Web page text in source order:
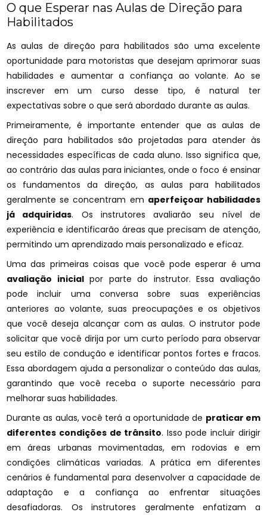
O que Esperar nas Aulas de Direção para
Habilitados
As aulas de direção para habilitados são uma excelente
oportunidade para motoristas que desejam aprimorar suas
habilidades e aumentar a confiança ao volante. Ao se
inscrever em um curso desse tipo, é natural ter
expectativas sobre o que será abordado durante as aulas.
Primeiramente, é importante entender que as aulas de
direção para habilitados são projetadas para atender às
necessidades específicas de cada aluno. Isso significa que,
ao contrário das aulas para iniciantes, onde o foco é ensinar
os fundamentos da direção, as aulas para habilitados
geralmente se concentram em aperfeiçoar habilidades
já adquiridas. Os instrutores avaliarão seu nível de
experiência e identificarão áreas que precisam de atenção,
permitindo um aprendizado mais personalizado e eficaz.
Uma das primeiras coisas que você pode esperar é uma
avaliação inicialpor parte do instrutor. Essa avaliação
pode incluir uma conversa sobre suas experiências
anteriores ao volante, suas preocupações e os objetivos
que você deseja alcançar com as aulas. O instrutor pode
solicitar que você dirija por um curto período para observar
seu estilo de condução e identificar pontos fortes e fracos.
Essa abordagem ajuda a personalizar o conteúdo das aulas,
garantindo que você receba o suporte necessário para
melhorar suas habilidades.
Durante as aulas, você terá a oportunidade de praticar em
diferentes condições de trânsito. Isso pode incluir dirigir
em áreas urbanas movimentadas, em rodovias e em
condições climáticas variadas. A prática em diferentes
cenários é fundamental para desenvolver a capacidade de
adaptação e a confiança ao enfrentar situações
desafiadoras. Os instrutores geralmente enfatizam a